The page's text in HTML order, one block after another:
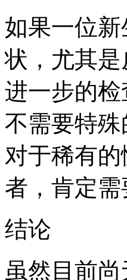
如果一位
状，尤其
进一步的
不需要特
对于稀有
者，肯定
结论
虽然目前